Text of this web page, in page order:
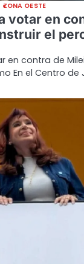
ZONA OESTE
votar en
el
en contra de
En el Centro de